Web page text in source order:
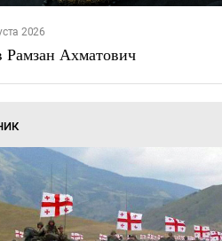
2026
Рамзан Ахматович